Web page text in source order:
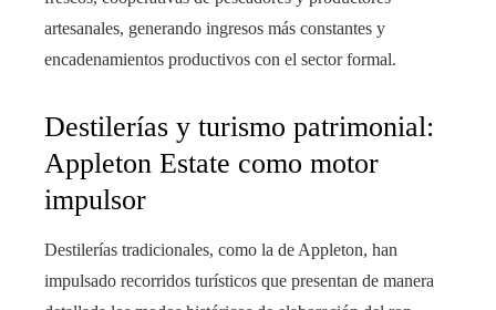
artesanales, generando ingresos más constantes y
encadenamientos productivos con el sector formal.
Destilerías y turismo patrimonial:
Appleton Estate como motor
impulsor
Destilerías tradicionales, como la de Appleton, han
impulsado recorridos turísticos que presentan de manera